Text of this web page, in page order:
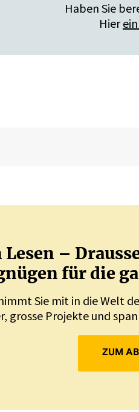
Haben Sie
Hier
–
für die
Sie mit in die Welt
grosse Projekte und
ZUM